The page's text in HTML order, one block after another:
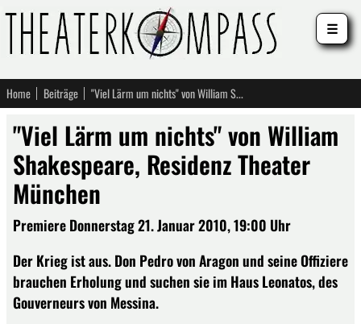
Home Beiträge "Viel Lärm um nichts" von William Shakespeare, Residenz Theater München
"Viel Lärm um nichts" von William
Shakespeare, Residenz Theater
München
Premiere Donnerstag 21. Januar 2010, 19:00 Uhr
Der Krieg ist aus. Don Pedro von Aragon und seine Offiziere
brauchen Erholung und suchen sie im Haus Leonatos, des
Gouverneurs von Messina.
☰